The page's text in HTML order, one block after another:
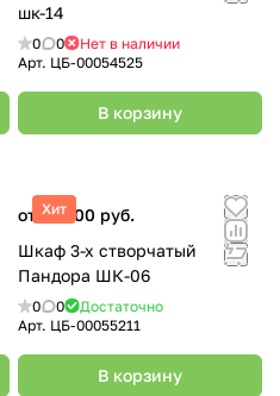
шк-14
0 0
Нет в наличии
Арт. ЦБ-00054525
В корзину
Хит
от 22 500 руб.
Шкаф 3-х створчатый
Пандора ШК-06
0 0
Достаточно
Арт. ЦБ-00055211
В корзину